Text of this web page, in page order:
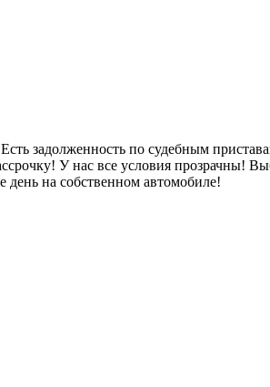
задолженность по судебным
У нас все условия прозрачны!
на собственном автомобиле!